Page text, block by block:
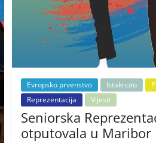
Evropsko prvenstvo Istaknuto
Reprezentacija
Vijesti
Seniorska
otputovala u Maribor